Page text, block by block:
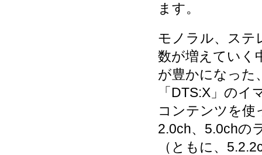
ます。
モノラル、ステ
数が増えていく
が豊かになった
「DTS:X」の
コンテンツを使
2.0ch、5.0chの
（ともに、